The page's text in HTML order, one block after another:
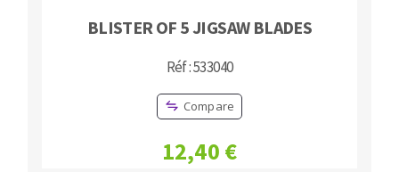
BLISTER OF 5 JIGSAW BLADES
Réf : 533040
Compare
12,40 €